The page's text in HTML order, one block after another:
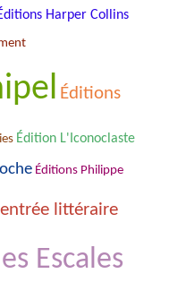
Harper Collins
Éditions
Édition L'Iconoclaste
Éditions Philippe
littéraire
Escales